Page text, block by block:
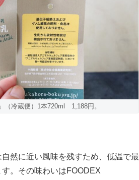
（冷蔵便）1本720ml 1,188円。
然に近い風味を残すため、低温で最
。その味わいはFOODEX